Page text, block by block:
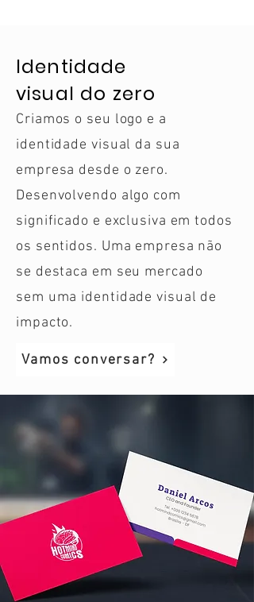
Identidade
visual do zero
Criamos o seu logo e a
identidade visual da sua
empresa desde o zero.
Desenvolvendo algo com
significado e exclusiva em todos
os sentidos. Uma empresa não
se destaca em seu mercado
sem uma identidade visual de
impacto.
Vamos conversar?